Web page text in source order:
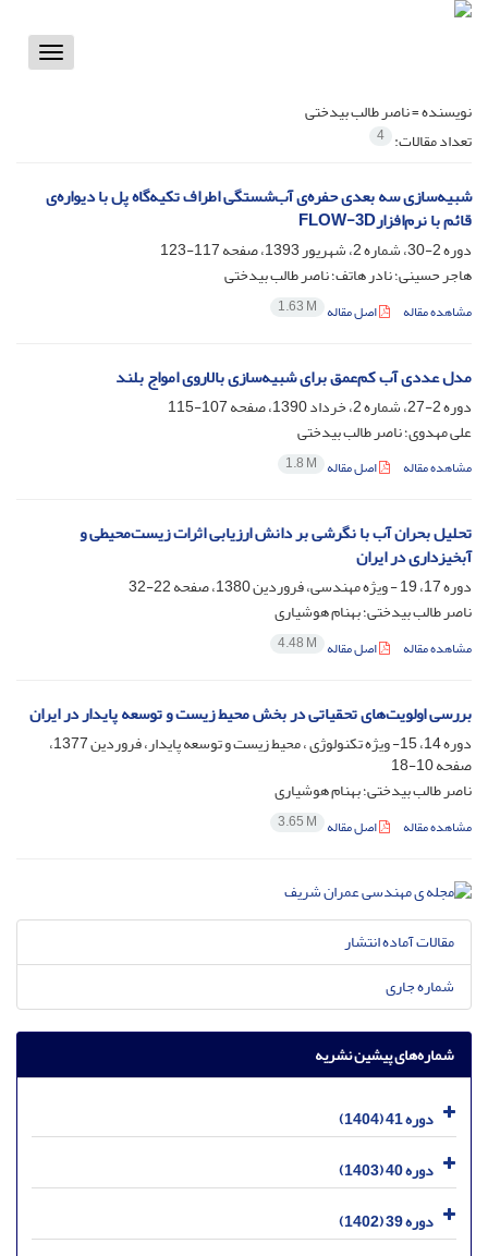
Toggle
نویسنده =ناصر طالب بیدختی
تعداد مقالات: 4
شبیه‌سازی سه بعدی حفره‌ی آب‌شستگی اطراف تکیه‌گاه پل با دیواره‌ی
قائم با نرم‌افزارFLOW-3D
دوره 2-30، شماره 2، شهریور 1393، صفحه
117-123
هاجر حسینی؛ نادر هاتف؛ ناصر طالب بیدختی
مشاهده مقاله اصل مقاله 1.63 M
مدل عددی آب کم‌عمق برای شبیه‌سازی بالاروی امواج بلند
دوره 2-27، شماره 2، خرداد 1390، صفحه
107-115
علی مهدوی؛ ناصر طالب بیدختی
مشاهده مقاله اصل مقاله 1.8 M
تحلیل بحران آب با نگرشی بر دانش ارزیابی اثرات زیست‌محیطی و
آبخیزداری در ایران
دوره 17، 19 - ویژه مهندسی، فروردین 1380، صفحه
22-32
ناصر طالب بیدختی؛ بهنام هوشیاری
مشاهده مقاله اصل مقاله 4.48 M
بررسی اولویت‌های تحقیاتی در بخش محیط زیست و توسعه پایدار در ایران
دوره 14، 15- ویژه تکنولوژی ، محیط زیست و توسعه پایدار، فروردین 1377،
صفحه10-18
ناصر طالب بیدختی؛ بهنام هوشیاری
مشاهده مقاله اصل مقاله 3.65 M
مقالات آماده انتشار
شماره جاری
شماره‌های پیشین نشریه
دوره 41 (1404)
دوره 40 (1403)
دوره 39 (1402)